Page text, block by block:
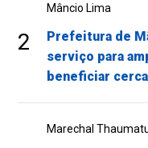
2
Mâncio Lima
Prefeitura de
serviço para
beneficiar
Marechal